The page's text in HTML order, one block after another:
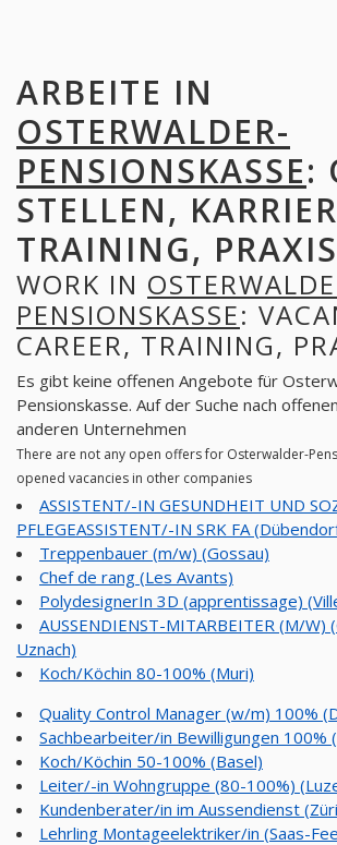
ARBEITE IN
OSTERWALDER-
PENSIONSKASSE:
STELLEN,
TRAINING, PRAXIS
WORK IN
PENSIONSKASSE:
CAREER, TRAINING,
Es gibt keine offenen Angebote für
Pensionskasse. Auf der Suche nach
anderen Unternehmen
There are not any open offers for Osterwalder-
opened vacancies in other companies
ASSISTENT/-IN GESUNDHEIT UND
PFLEGEASSISTENT/-IN SRK FA
Treppenbauer (m/w) (Gossau)
Chef de rang (Les Avants)
PolydesignerIn 3D (apprentissage)
AUSSENDIENST-MITARBEITER (M/W)
Uznach)
Koch/Köchin 80-100% (Muri)
Quality Control Manager (w/m) 100%
Sachbearbeiter/in Bewilligungen 100%
Koch/Köchin 50-100% (Basel)
Leiter/-in Wohngruppe (80-100%)
Kundenberater/in im Aussendienst
Lehrling Montageelektriker/in (Saas-